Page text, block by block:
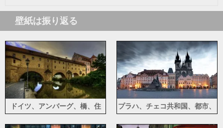
壁紙は振り返る
ドイツ、アンバーグ、橋、住
プラハ、チェコ共和国、都市、